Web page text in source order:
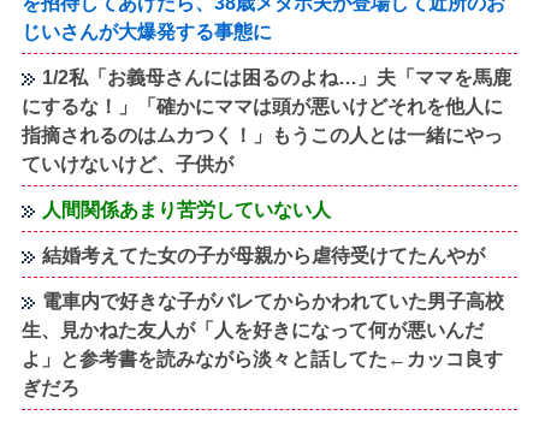
じいさんが大爆発する事態に
1/2私「お義母さんには困るのよね…」夫「ママを馬鹿
にするな！」「確かにママは頭が悪いけどそれを他人に
指摘されるのはムカつく！」もうこの人とは一緒にやっ
ていけないけど、子供が
人間関係あまり苦労していない人
結婚考えてた女の子が母親から虐待受けてたんやが
電車内で好きな子がバレてからかわれていた男子高校
生、見かねた友人が「人を好きになって何が悪いんだ
よ」と参考書を読みながら淡々と話してた←カッコ良す
ぎだろ